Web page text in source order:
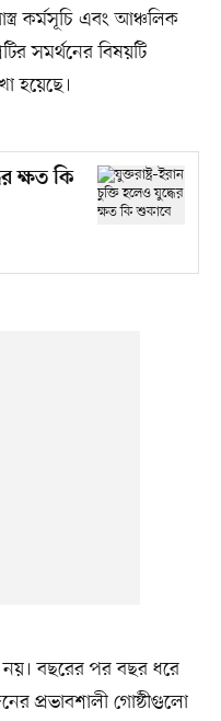
কর্মসূচি এবং আঞ্চলিক
সমর্থনের বিষয়টি
হয়েছে।
ক্ষত কি
বছরের পর বছর ধরে
প্রভাবশালী গোষ্ঠীগুলো